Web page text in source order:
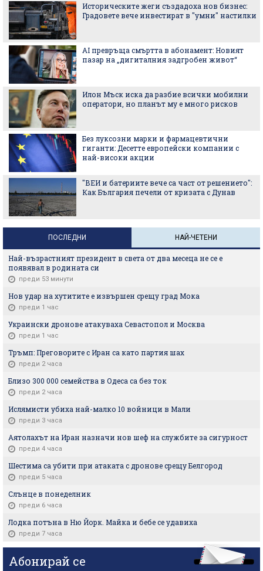
Историческите жеги създадоха нов бизнес:
Градовете вече инвестират в "умни" настилки
AI превръща смъртта в абонамент: Новият
пазар на „дигиталния задгробен живот“
Илон Мъск иска да разбие всички мобилни
оператори, но планът му е много рисков
Без луксозни марки и фармацевтични
гиганти: Десетте европейски компании с
най-високи акции
"ВЕИ и батериите вече са част от решението":
Как България печели от кризата с Дунав
ПОСЛЕДНИ НАЙ-ЧЕТЕНИ
Най-възрастният президент в света от два месеца не се е
появявал в родината си
преди 53 минути
Нов удар на хутитите е извършен срещу град Мока
преди 1 час
Украински дронове атакуваха Севастопол и Москва
преди 1 час
Тръмп: Преговорите с Иран са като партия шах
преди 2 часа
Близо 300 000 семейства в Одеса са без ток
преди 2 часа
Ислямисти убиха най-малко 10 войници в Мали
преди 3 часа
Аятолахът на Иран назначи нов шеф на службите за сигурност
преди 4 часа
Шестима са убити при атаката с дронове срещу Белгород
преди 5 часа
Слънце в понеделник
преди 6 часа
Лодка потъна в Ню Йорк. Майка и бебе се удавиха
преди 7 часа
Абонирай се